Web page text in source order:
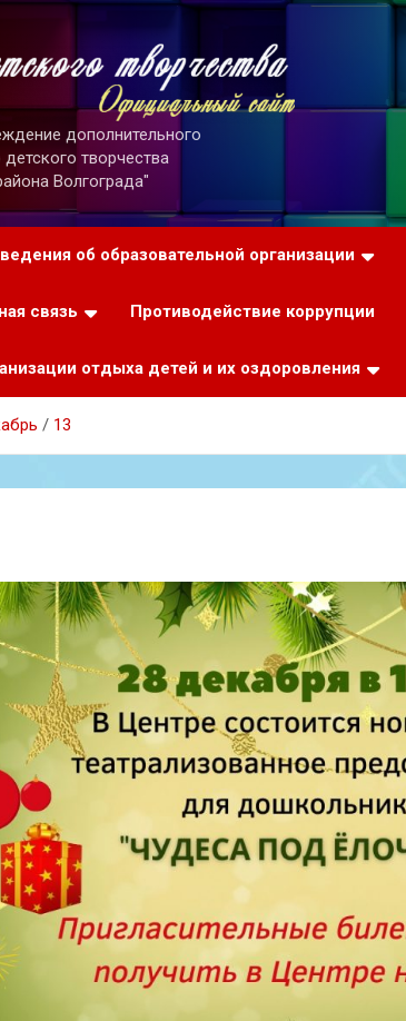
дополнительного
творчества
Волгограда"
об образовательной организации
связь Противодействие коррупции
отдыха детей и их оздоровления
13